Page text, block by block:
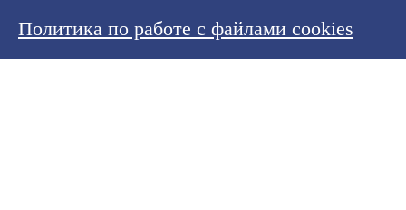
Политика по работе с файлами cookies